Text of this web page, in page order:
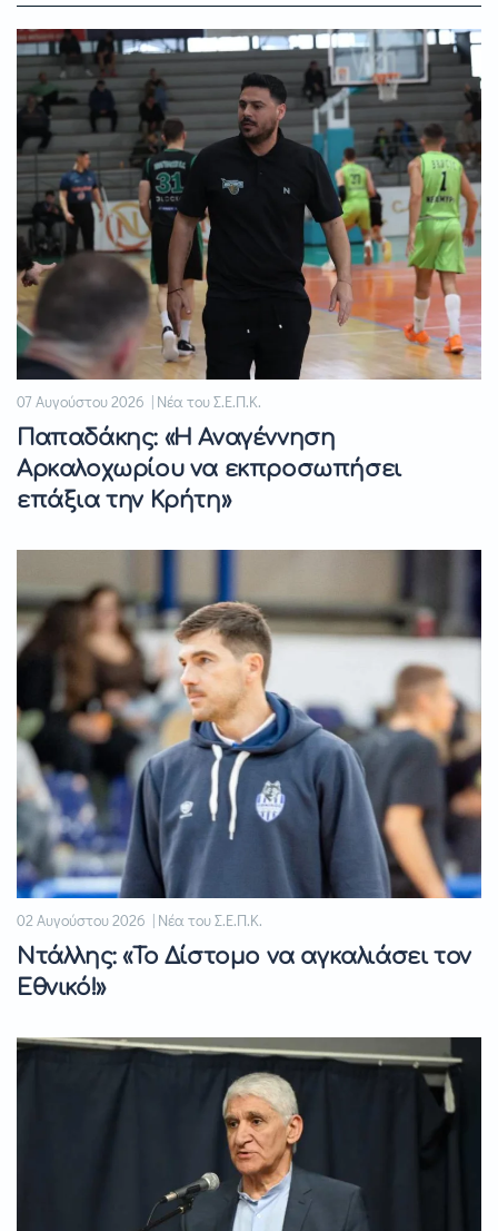
07 Αυγούστου 2026 | Νέα του Σ.Ε.Π.Κ.
Παπαδάκης: «Η Αναγέννηση
Αρκαλοχωρίου να εκπροσωπήσει
επάξια την Κρήτη»
02 Αυγούστου 2026 | Νέα του Σ.Ε.Π.Κ.
Ντάλλης: «Το Δίστομο να αγκαλιάσει τον
Εθνικό!»